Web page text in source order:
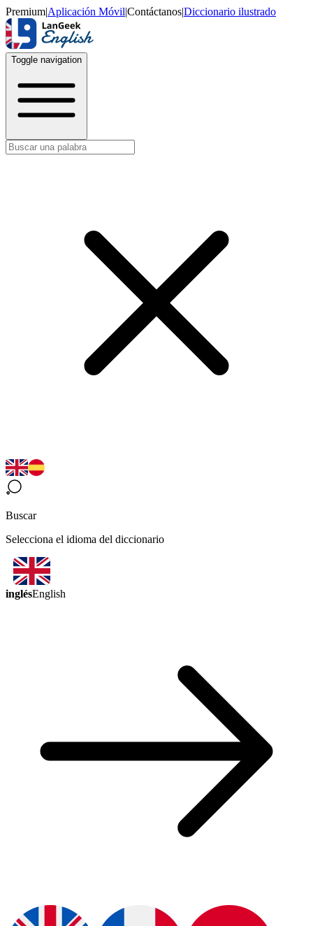
Premium|Aplicación Móvil|Contáctanos|Diccionario ilustrado
Toggle navigation
Buscar
Selecciona el idioma del diccionario
inglésEnglish